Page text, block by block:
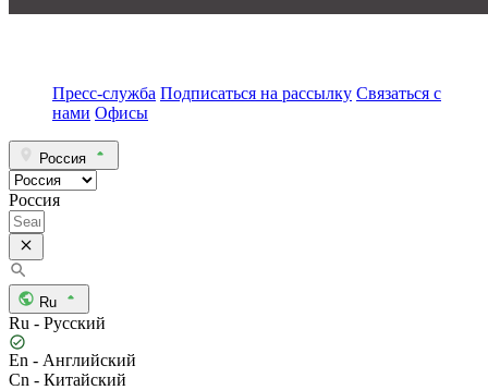
Пресс-служба Подписаться на рассылку Связаться с
нами Офисы
Россия
Россия
Ru
Ru - Русский
En - Английский
Cn - Китайский